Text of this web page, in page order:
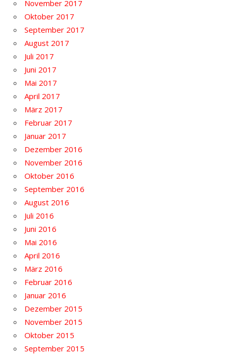
November 2017
Oktober 2017
September 2017
August 2017
Juli 2017
Juni 2017
Mai 2017
April 2017
März 2017
Februar 2017
Januar 2017
Dezember 2016
November 2016
Oktober 2016
September 2016
August 2016
Juli 2016
Juni 2016
Mai 2016
April 2016
März 2016
Februar 2016
Januar 2016
Dezember 2015
November 2015
Oktober 2015
September 2015